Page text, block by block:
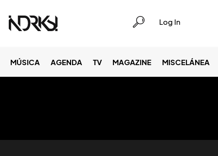
Log In
MÚSICA AGENDA TV MAGAZINE MISCELÁNEA